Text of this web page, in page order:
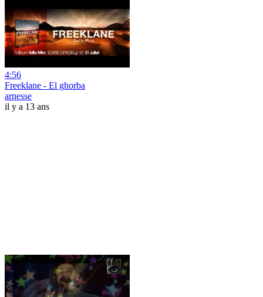
4:56
Freeklane - El ghorba
arnesse
il y a 13 ans